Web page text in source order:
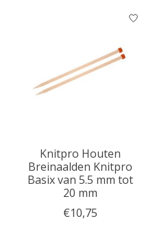
Knitpro Houten
Breinaalden Knitpro
Basix van 5.5 mm tot
20 mm
€10,75